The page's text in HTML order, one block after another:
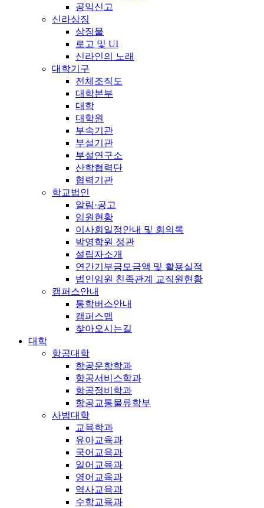
공익신고
신라상징
상징물
로고 및 UI
신라인의 노래
대학기구
전체조직도
대학본부
대학
대학원
부속기관
부설기관
부설연구소
산학협력단
협력기관
학교법인
알림·공고
임원현황
이사회일정안내 및 회의록
박영학원 정관
설립자소개
연간기부금모금액 및 활용실적
법인임원 친족관계 교직원현황
캠퍼스안내
통학버스안내
캠퍼스맵
찾아오시는길
대학
항공대학
항공운항학과
항공서비스학과
항공정비학과
항공교통물류학부
사범대학
교육학과
유아교육과
국어교육과
일어교육과
영어교육과
역사교육과
수학교육과